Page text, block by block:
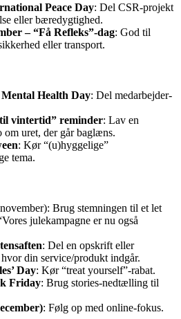
Peace Day: Del CSR-projekt
eller bæredygtighed.
– “Få Refleks”-dag: God til
eller transport.
Health Day: Del medarbejder-
vintertid” reminder: Lav en
uret, der går baglæns.
: Kør “(u)hyggelige”
tema.
Brug stemningen til et let
julekampagne er nu også
: Del en opskrift eller
din service/produkt indgår.
Day: Kør “treat yourself”-rabat.
Friday: Brug stories-nedtælling til
: Følg op med online-fokus.